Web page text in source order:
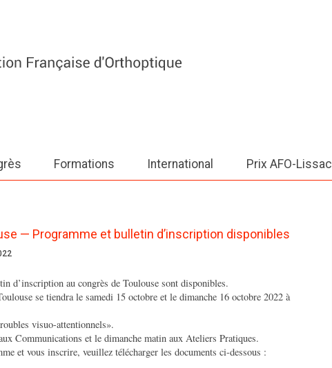
Formations International Prix AFO-Lissac
— Programme et bulletin d’inscription disponibles
d’inscription au congrès de Toulouse sont disponibles.
se tiendra le samedi 15 octobre et le dimanche 16 octobre 2022 à
visuo-attentionnels».
Communications et le dimanche matin aux Ateliers Pratiques.
et vous inscrire, veuillez télécharger les documents ci-dessous :